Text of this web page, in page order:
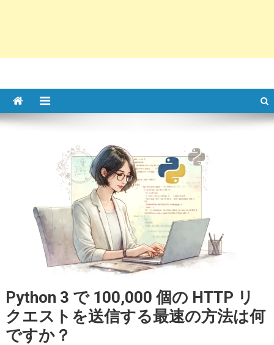
Python 3 で 100,000 個の HTTP リ
クエストを送信する最速の方法は何
ですか？